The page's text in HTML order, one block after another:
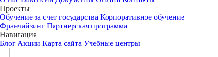
Проекты
Обучение за счет государства Корпоративное обучение
Франчайзинг Партнерская программа
Навигация
Блог Акции Карта сайта Учебные центры